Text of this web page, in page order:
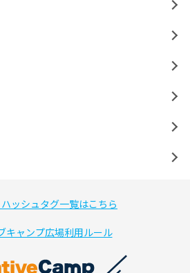
ッシュタグ一覧はこちら
キャンプ広場利用ルール